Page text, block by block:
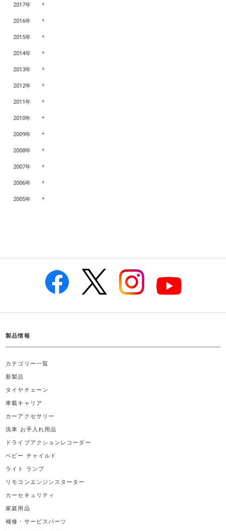
2017年
2016年
2015年
2014年
2013年
2012年
2011年
2010年
2009年
2008年
2007年
2006年
2005年
製品情報
カテゴリー一覧
新製品
タイヤチェーン
車載キャリア
カーアクセサリー
洗車 お手入れ用品
ドライブアクションレコーダー
ベビー チャイルド
ライト ランプ
リモコンエンジンスターター
カーセキュリティ
家庭用品
補修・サービスパーツ